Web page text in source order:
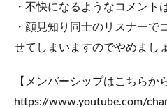
・不快になるようなコメント
・顔見知り同士のリスナー
せてしまいますのでやめまし
【メンバーシップはこちらか
https://www.youtube.com/